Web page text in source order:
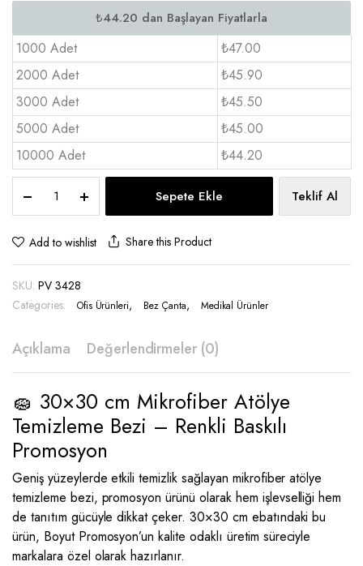
1000 Adet
₺47.00
2000 Adet
₺45.90
3000 Adet
₺45.50
5000 Adet
₺45.00
10000 Adet
₺44.20
30×30
cm
PV
3428
quantity
Sepete Ekle Teklif Al
Add to wishlist Share this Product
SKU: PV 3428
Categories:
Ofis Ürünleri, Bez Çanta, Medikal Ürünler
Açıklama Değerlendirmeler (0)
🧽 30×30 cm Mikrofiber Atölye
Temizleme Bezi – Renkli Baskılı
Promosyon
Geniş yüzeylerde etkili temizlik sağlayan mikrofiber atölye
temizleme bezi, promosyon ürünü olarak hem işlevselliği hem
de tanıtım gücüyle dikkat çeker. 30×30 cm ebatındaki bu
ürün, Boyut Promosyon’un kalite odaklı üretim süreciyle
markalara özel olarak hazırlanır.